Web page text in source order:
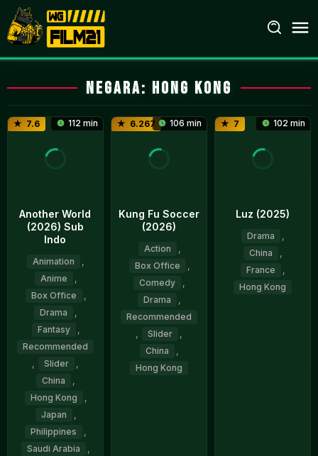
Loncat
ke
konten
Negara: Hong Kong
7.6 112 min
Another World
(2026) Sub
Indo
Animation
,
Anime
,
Box Office
,
Drama
,
Fantasy
,
Recommended
,
Slider
,
China
,
Hong Kong
,
Japan
,
Philippines
,
Saudi Arabia
,
6.267 106 min
Kung Fu Soccer
(2026)
Action
,
Box Office
,
Comedy
,
Drama
,
Recommended
,
Slider
,
China
,
Hong Kong
7 102 min
Luz (2025)
Drama
,
China
,
France
,
Hong Kong